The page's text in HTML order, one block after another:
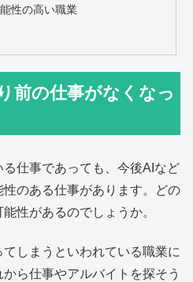
性の高い職業
前の仕事がなくなっ
仕事であっても、今後AIなど
のある仕事があります。どの
性があるのでしょうか。
しまうといわれている職業に
ら仕事やアルバイトを探そう